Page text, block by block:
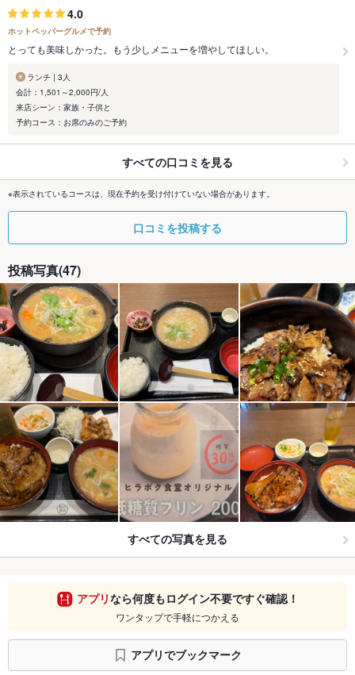
4.0
ホットペッパーグルメで予約
とっても美味しかった。もう少しメニューを増やしてほしい。
ランチ | 3人
会計：1,501～2,000円/人
来店シーン：家族・子供と
予約コース：お席のみのご予約
すべての口コミを見る
※表示されているコースは、現在予約を受け付けていない場合があります。
口コミを投稿する
投稿写真(47)
すべての写真を見る
アプリなら何度もログイン不要ですぐ確認！
ワンタップで手軽につかえる
アプリでブックマーク